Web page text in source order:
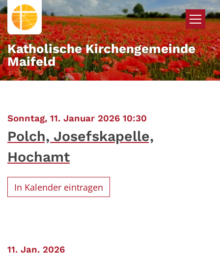
Zum Inhalt springen
Katholische Kirchengemeinde
Maifeld
Sonntag, 11. Januar 2026 10:30
Polch, Josefskapelle,
Hochamt
In Kalender eintragen
11. Jan. 2026: